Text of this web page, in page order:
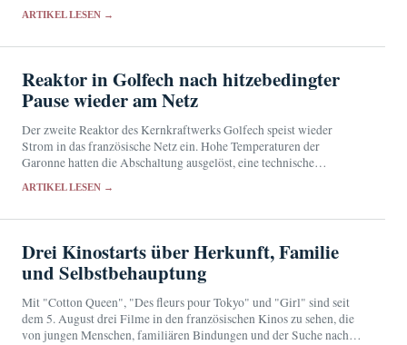
ARTIKEL LESEN →
Reaktor in Golfech nach hitzebedingter
Pause wieder am Netz
Der zweite Reaktor des Kernkraftwerks Golfech speist wieder
Strom in das französische Netz ein. Hohe Temperaturen der
Garonne hatten die Abschaltung ausgelöst, eine technische
ARTIKEL LESEN →
Drei Kinostarts über Herkunft, Familie
und Selbstbehauptung
Mit "Cotton Queen", "Des fleurs pour Tokyo" und "Girl" sind seit
dem 5. August drei Filme in den französischen Kinos zu sehen, die
von jungen Menschen, familiären Bindungen und der Suche nach